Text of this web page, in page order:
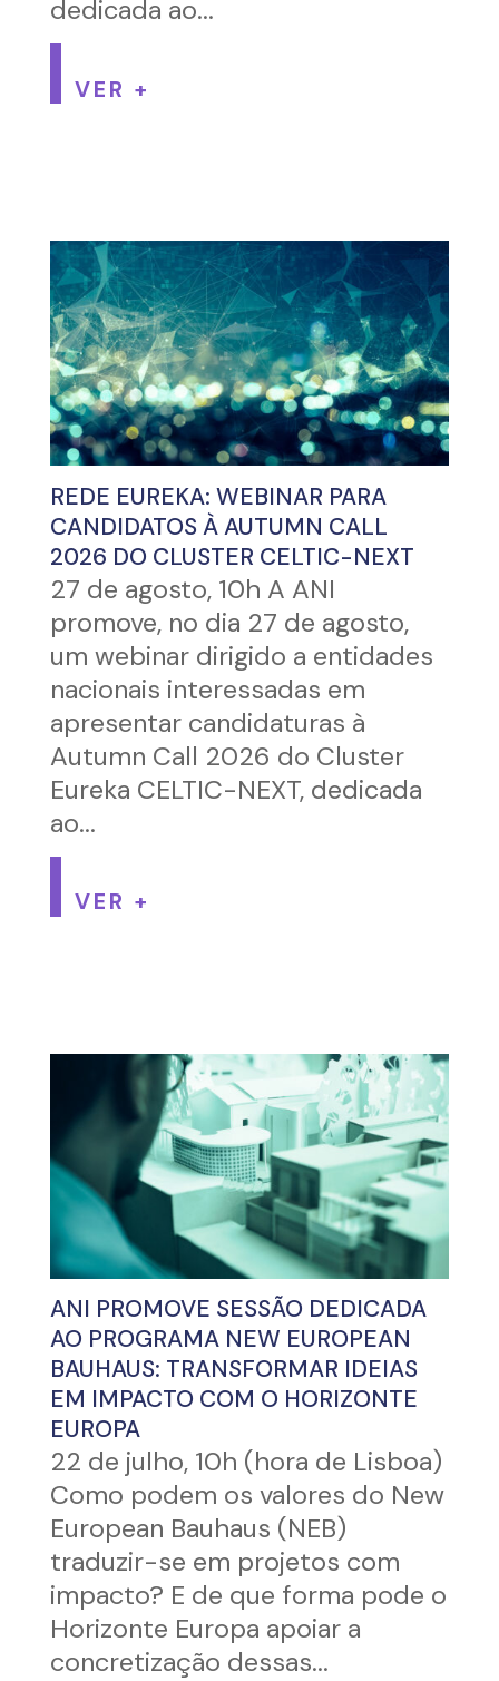
dedicada ao...
VER +
REDE EUREKA: WEBINAR PARA
CANDIDATOS À AUTUMN CALL
2026 DO CLUSTER CELTIC-NEXT
27 de agosto, 10h A ANI
promove, no dia 27 de agosto,
um webinar dirigido a entidades
nacionais interessadas em
apresentar candidaturas à
Autumn Call 2026 do Cluster
Eureka CELTIC-NEXT, dedicada
ao...
VER +
ANI PROMOVE SESSÃO DEDICADA
AO PROGRAMA NEW EUROPEAN
BAUHAUS: TRANSFORMAR IDEIAS
EM IMPACTO COM O HORIZONTE
EUROPA
22 de julho, 10h (hora de Lisboa)
Como podem os valores do New
European Bauhaus (NEB)
traduzir-se em projetos com
impacto? E de que forma pode o
Horizonte Europa apoiar a
concretização dessas...